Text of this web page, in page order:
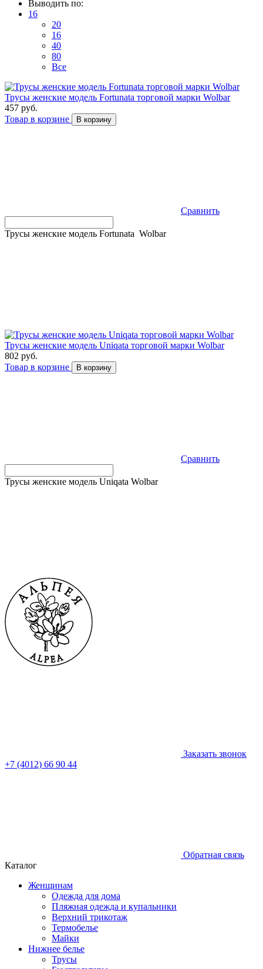
Выводить по:
16
20
16
40
80
Все
Трусы женские модель Fortunata торговой марки Wolbar
457 руб.
Товар в корзине
В корзину
Сравнить
Трусы женские модель Fortunata Wolbar
Трусы женские модель Uniqata торговой марки Wolbar
802 руб.
Товар в корзине
В корзину
Сравнить
Трусы женские модель Uniqata Wolbar
Заказать звонок
+7 (4012) 66 90 44
Обратная связь
Каталог
Женщинам
Одежда для дома
Пляжная одежда и купальники
Верхний трикотаж
Термобелье
Майки
Нижнее белье
Трусы